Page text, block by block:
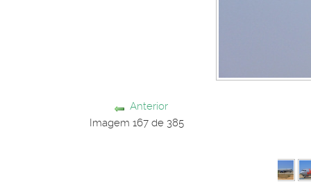
Anterior
Imagem 167 de 385